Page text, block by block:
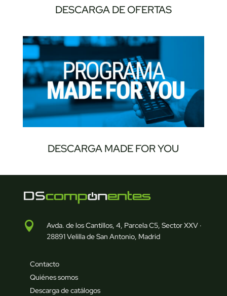
DESCARGA DE OFERTAS
DESCARGA MADE FOR YOU

Avda. de los Cantillos, 4, Parcela C5, Sector XXV ·
28891 Velilla de San Antonio, Madrid
Contacto
Quiénes somos
Descarga de catálogos